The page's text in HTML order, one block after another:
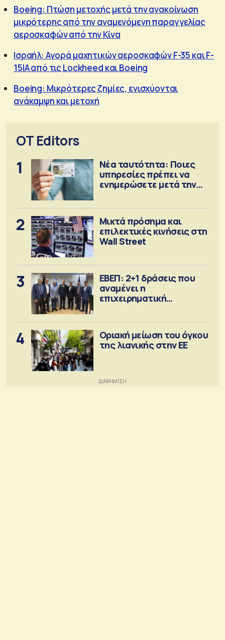
Boeing: Πτώση μετοχής μετά την ανακοίνωση
μικρότερης από την αναμενόμενη παραγγελίας
αεροσκαφών από την Κίνα
Ισραήλ: Αγορά μαχητικών αεροσκαφών F-35 και F-
15IA από τις Lockheed και Boeing
Boeing: Μικρότερες ζημίες, ενισχύονται
ανάκαμψη και μετοχή
OT Editors
1
Νέα ταυτότητα: Ποιες
υπηρεσίες πρέπει να
ενημερώσετε μετά την
2
Μικτά πρόσημα και
επιλεκτικές κινήσεις στη
Wall Street
3
ΕΒΕΠ: 2+1 δράσεις που
αναμένει η
επιχειρηματική
4
Οριακή μείωση του όγκου
της λιανικής στην ΕΕ